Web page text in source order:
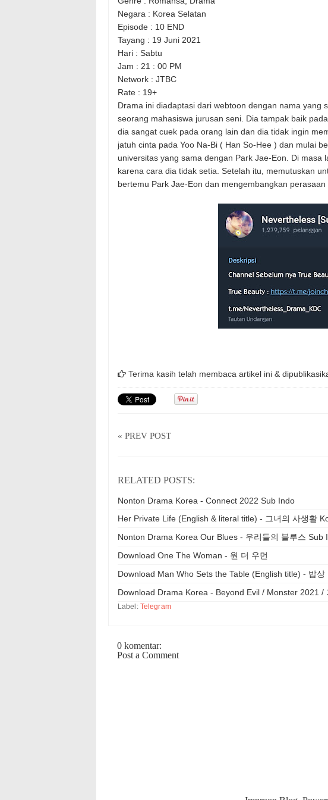
Negara : Korea Selatan
Episode : 10 END
Tayang : 19 Juni 2021
Hari : Sabtu
Jam : 21 : 00 PM
Network : JTBC
Rate : 19+
Drama ini diadaptasi dari webtoon dengan nama yang
seorang mahasiswa jurusan seni. Dia tampak baik
dia sangat cuek pada orang lain dan dia tidak ingin
jatuh cinta pada Yoo Na-Bi ( Han So-Hee ) dan mulai
universitas yang sama dengan Park Jae-Eon. Di masa
karena cara dia tidak setia. Setelah itu, memutuskan
bertemu Park Jae-Eon dan mengembangkan perasaan
Terima kasih telah membaca artikel ini &
« PREV POST
RELATED POSTS:
Nonton Drama Korea - Connect 2022 Sub Indo
Her Private Life (English & literal title) - 그녀의 사생활
Nonton Drama Korea Our Blues - 우리들의 블루스 Sub
Download One The Woman - 원 더 우먼
Download Man Who Sets the Table (English title) - 밥
Download Drama Korea - Beyond Evil / Monster 2021 /
Label: Telegram
0 komentar:
Post a Comment